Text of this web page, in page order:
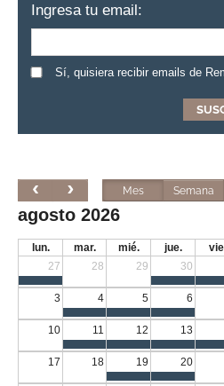
Ingresa tu email:
Sí, quisiera recibir emails de
Mes Semana
agosto 2026
lun. mar. mié. jue.
27
28 29 30
3 4 5 6
10 11 12 13
17 18 19 20